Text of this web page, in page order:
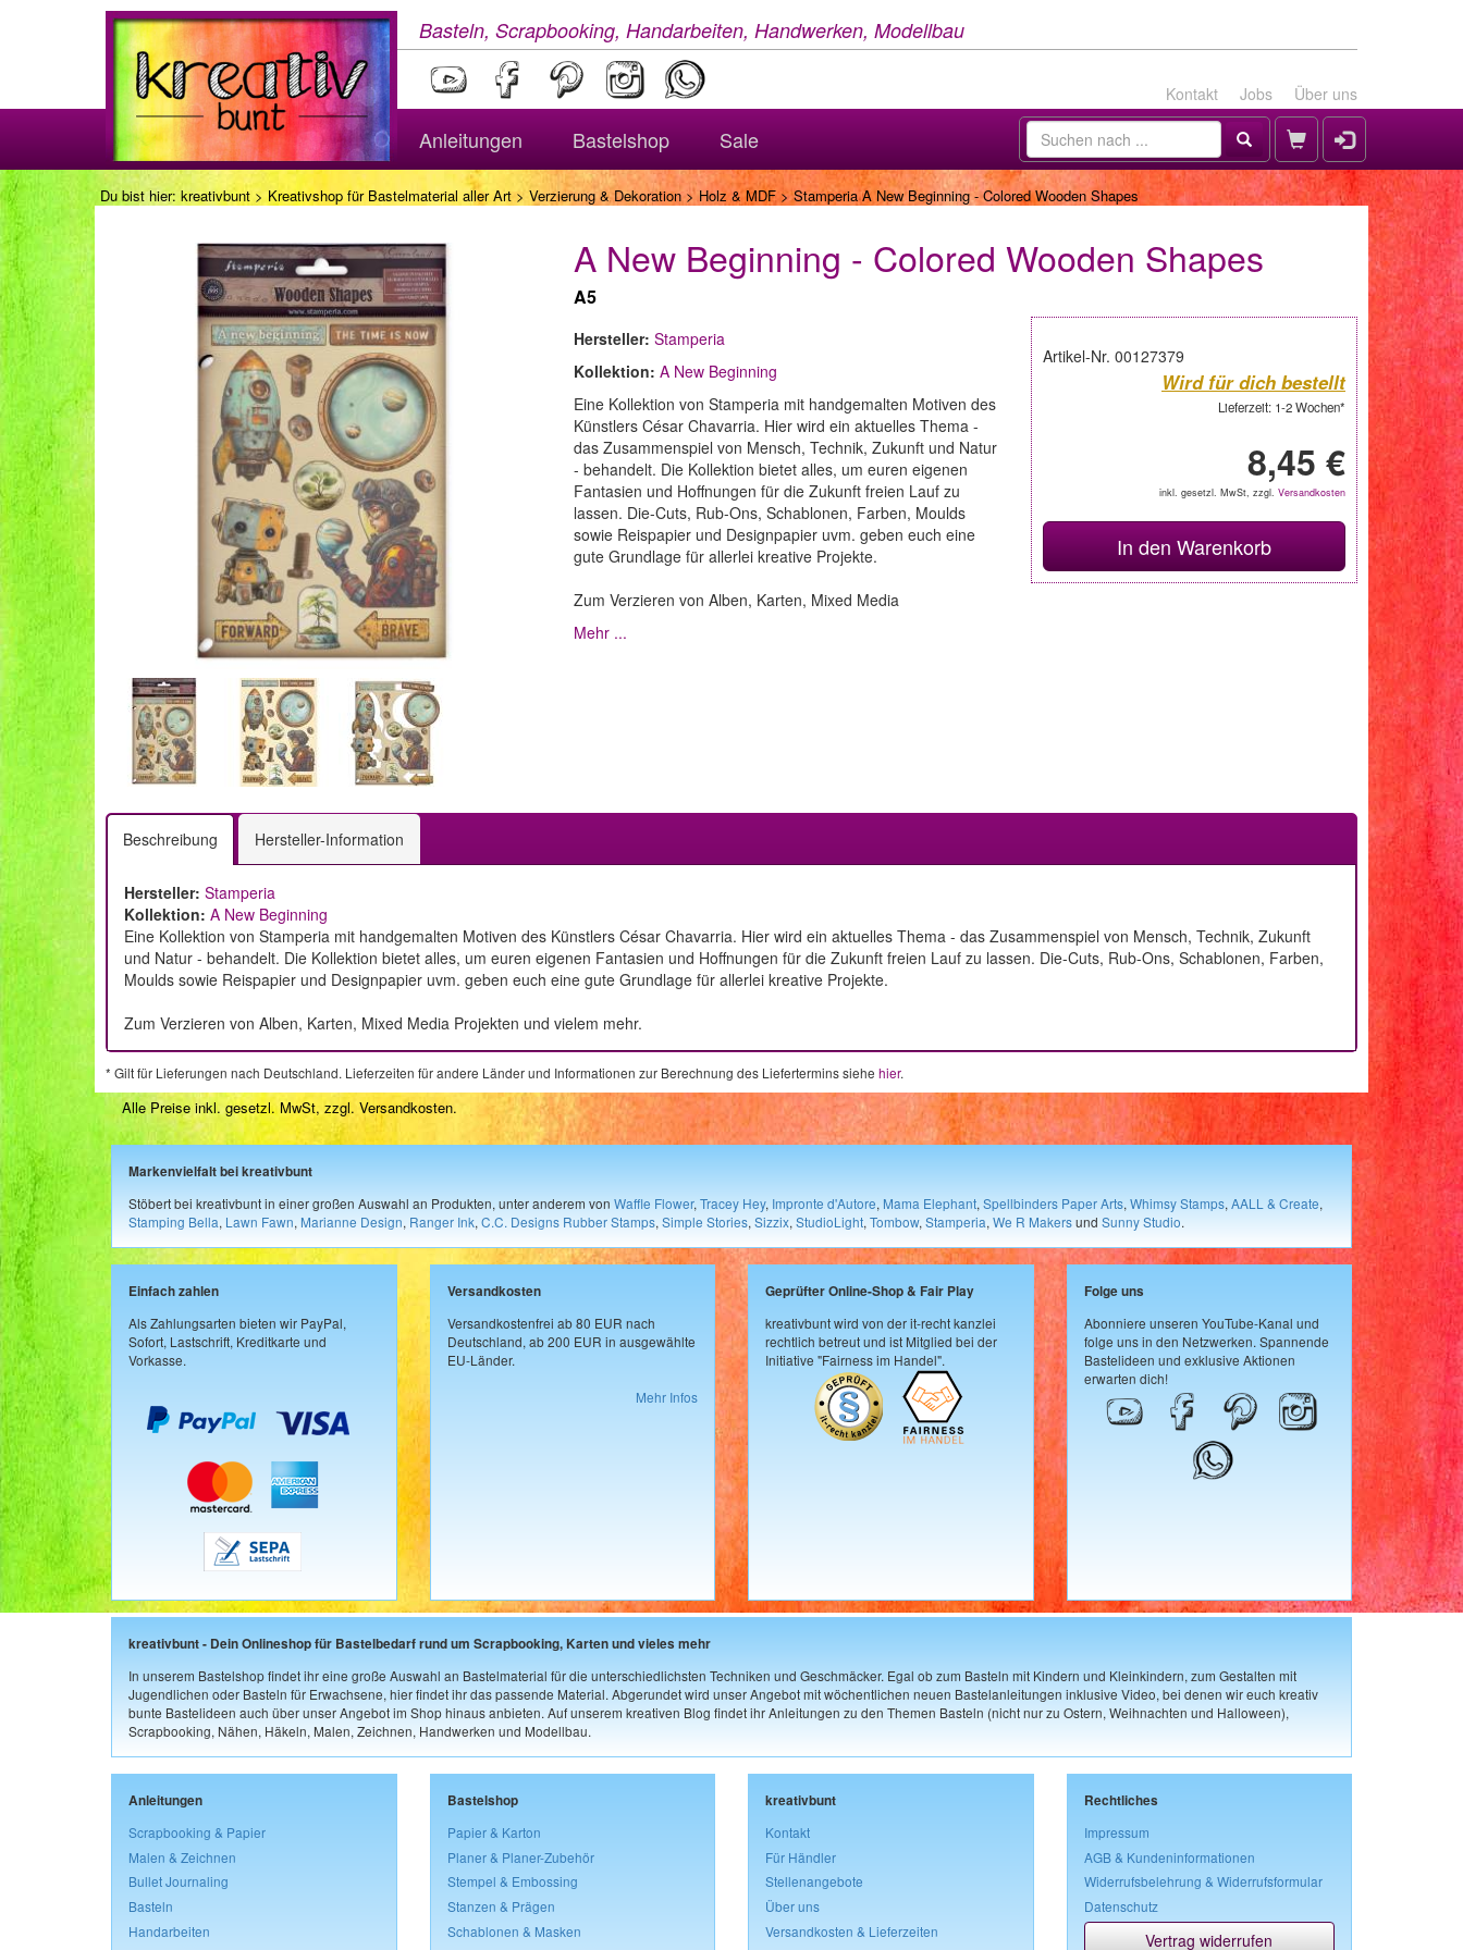
Basteln, Scrapbooking, Handarbeiten, Handwerken, Modellbau
Kontakt Jobs Über uns
Anleitungen Bastelshop Sale
Du bist hier: kreativbunt > Kreativshop für Bastelmaterial aller Art> Verzierung & Dekoration>Holz & MDF > Stamperia A New Beginning - Colored Wooden Shapes
A New Beginning - Colored Wooden Shapes
A5
Artikel-Nr. 00127379
Wird für dich bestellt
Lieferzeit: 1-2 Wochen*
8,45 €
inkl. gesetzl. MwSt, zzgl. Versandkosten
In den Warenkorb
Hersteller: Stamperia
Kollektion: A New Beginning
Eine Kollektion von Stamperia mit handgemalten Motiven des
Künstlers César Chavarria. Hier wird ein aktuelles Thema -
das Zusammenspiel von Mensch, Technik, Zukunft und Natur
- behandelt. Die Kollektion bietet alles, um euren eigenen
Fantasien und Hoffnungen für die Zukunft freien Lauf zu
lassen. Die-Cuts, Rub-Ons, Schablonen, Farben, Moulds
sowie Reispapier und Designpapier uvm. geben euch eine
gute Grundlage für allerlei kreative Projekte.
Zum Verzieren von Alben, Karten, Mixed Media
Mehr ...
Beschreibung Hersteller-Information
Hersteller: Stamperia
Kollektion: A New Beginning
Eine Kollektion von Stamperia mit handgemalten Motiven des Künstlers César Chavarria. Hier wird ein aktuelles Thema - das Zusammenspiel von Mensch, Technik, Zukunft
und Natur - behandelt. Die Kollektion bietet alles, um euren eigenen Fantasien und Hoffnungen für die Zukunft freien Lauf zu lassen. Die-Cuts, Rub-Ons, Schablonen, Farben,
Moulds sowie Reispapier und Designpapier uvm. geben euch eine gute Grundlage für allerlei kreative Projekte.
Zum Verzieren von Alben, Karten, Mixed Media Projekten und vielem mehr.
* Gilt für Lieferungen nach Deutschland. Lieferzeiten für andere Länder und Informationen zur Berechnung des Liefertermins siehe hier.
Alle Preise inkl. gesetzl. MwSt, zzgl. Versandkosten.
Markenvielfalt bei kreativbunt
Stöbert bei kreativbunt in einer großen Auswahl an Produkten, unter anderem von Waffle Flower, Tracey Hey, Impronte d'Autore, Mama Elephant, Spellbinders Paper Arts, Whimsy Stamps, AALL & Create,
Stamping Bella, Lawn Fawn, Marianne Design, Ranger Ink, C.C. Designs Rubber Stamps, Simple Stories, Sizzix, StudioLight, Tombow, Stamperia, We R Makersund Sunny Studio.
Einfach zahlen
Als Zahlungsarten bieten wir PayPal,
Sofort, Lastschrift, Kreditkarte und
Vorkasse.
Versandkosten
Versandkostenfrei ab 80 EUR nach
Deutschland, ab 200 EUR in ausgewählte
EU-Länder.
Mehr Infos
Geprüfter Online-Shop & Fair Play
kreativbunt wird von der it-recht kanzlei
rechtlich betreut und ist Mitglied bei der
Initiative "Fairness im Handel".
Folge uns
Abonniere unseren YouTube-Kanal und
folge uns in den Netzwerken. Spannende
Bastelideen und exklusive Aktionen
erwarten dich!
kreativbunt - Dein Onlineshop für Bastelbedarf rund um Scrapbooking, Karten und vieles mehr
In unserem Bastelshop findet ihr eine große Auswahl an Bastelmaterial für die unterschiedlichsten Techniken und Geschmäcker. Egal ob zum Basteln mit Kindern und Kleinkindern, zum Gestalten mit
Jugendlichen oder Basteln für Erwachsene, hier findet ihr das passende Material. Abgerundet wird unser Angebot mit wöchentlichen neuen Bastelanleitungen inklusive Video, bei denen wir euch kreativ
bunte Bastelideen auch über unser Angebot im Shop hinaus anbieten. Auf unserem kreativen Blog findet ihr Anleitungen zu den Themen Basteln (nicht nur zu Ostern, Weihnachten und Halloween),
Scrapbooking, Nähen, Häkeln, Malen, Zeichnen, Handwerken und Modellbau.
Anleitungen
Scrapbooking & Papier
Malen & Zeichnen
Bullet Journaling
Basteln
Handarbeiten
Bastelshop
Papier & Karton
Planer & Planer-Zubehör
Stempel & Embossing
Stanzen & Prägen
Schablonen & Masken
kreativbunt
Kontakt
Für Händler
Stellenangebote
Über uns
Versandkosten & Lieferzeiten
Rechtliches
Impressum
AGB & Kundeninformationen
Widerrufsbelehrung & Widerrufsformular
Datenschutz
Vertrag widerrufen